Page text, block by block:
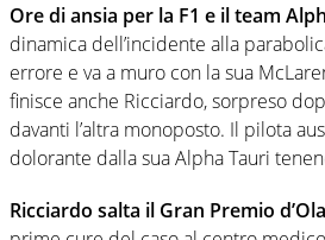
Ore di ansia per la F1 e il team
dinamica dell’incidente alla
errore e va a muro con la sua
finisce anche Ricciardo, sorpreso
davanti l’altra monoposto. Il pilota
dolorante dalla sua Alpha Tauri
Ricciardo salta il Gran Premio